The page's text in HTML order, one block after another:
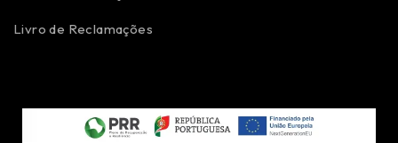
Livro de Reclamações